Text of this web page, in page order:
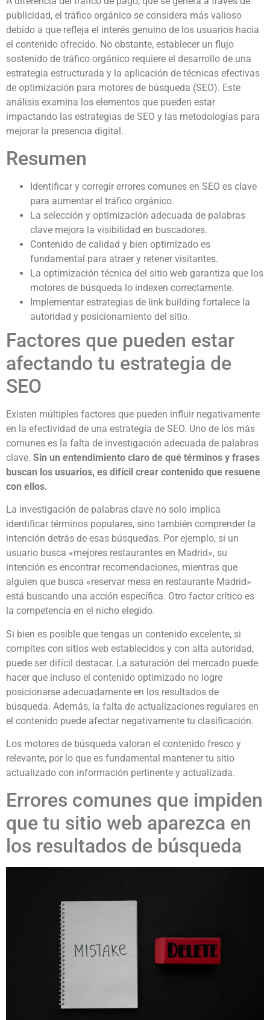
publicidad, el tráfico orgánico se considera más valioso
debido a que refleja el interés genuino de los usuarios hacia
el contenido ofrecido. No obstante, establecer un flujo
sostenido de tráfico orgánico requiere el desarrollo de una
estrategia estructurada y la aplicación de técnicas efectivas
de optimización para motores de búsqueda (SEO). Este
análisis examina los elementos que pueden estar
impactando las estrategias de SEO y las metodologías para
mejorar la presencia digital.
Resumen
Identificar y corregir errores comunes en SEO es clave
para aumentar el tráfico orgánico.
La selección y optimización adecuada de palabras
clave mejora la visibilidad en buscadores.
Contenido de calidad y bien optimizado es
fundamental para atraer y retener visitantes.
La optimización técnica del sitio web garantiza que los
motores de búsqueda lo indexen correctamente.
Implementar estrategias de link building fortalece la
autoridad y posicionamiento del sitio.
Factores que pueden estar
afectando tu estrategia de
SEO
Existen múltiples factores que pueden influir negativamente
en la efectividad de una estrategia de SEO. Uno de los más
comunes es la falta de investigación adecuada de palabras
clave. Sin un entendimiento claro de qué términos y frases
buscan los usuarios, es difícil crear contenido que resuene
con ellos.
La investigación de palabras clave no solo implica
identificar términos populares, sino también comprender la
intención detrás de esas búsquedas. Por ejemplo, si un
usuario busca «mejores restaurantes en Madrid», su
intención es encontrar recomendaciones, mientras que
alguien que busca «reservar mesa en restaurante Madrid»
está buscando una acción específica. Otro factor crítico es
la competencia en el nicho elegido.
Si bien es posible que tengas un contenido excelente, si
compites con sitios web establecidos y con alta autoridad,
puede ser difícil destacar. La saturación del mercado puede
hacer que incluso el contenido optimizado no logre
posicionarse adecuadamente en los resultados de
búsqueda. Además, la falta de actualizaciones regulares en
el contenido puede afectar negativamente tu clasificación.
Los motores de búsqueda valoran el contenido fresco y
relevante, por lo que es fundamental mantener tu sitio
actualizado con información pertinente y actualizada.
Errores comunes que impiden
que tu sitio web aparezca en
los resultados de búsqueda